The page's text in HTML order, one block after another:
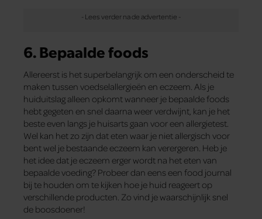
6. Bepaalde foods
Allereerst is het superbelangrijk om een onderscheid te
maken tussen voedselallergieën en eczeem. Als je
huiduitslag alleen opkomt wanneer je bepaalde foods
hebt gegeten en snel daarna weer verdwijnt, kan je het
beste even langs je huisarts gaan voor een allergietest.
Wel kan het zo zijn dat eten waar je niet allergisch voor
bent wel je bestaande eczeem kan verergeren. Heb je
het idee dat je eczeem erger wordt na het eten van
bepaalde voeding? Probeer dan eens een food journal
bij te houden om te kijken hoe je huid reageert op
verschillende producten. Zo vind je waarschijnlijk snel
de boosdoener!